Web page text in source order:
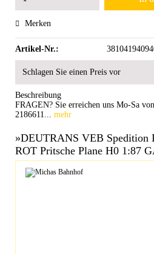
Merken
Artikel-Nr.:
Schlagen Sie einen Preis vor
Beschreibung
FRAGEN? Sie erreichen uns Mo-Sa
2186611... mehr
»DEUTRANS VEB Spedition
ROT Pritsche Plane H0 1:87